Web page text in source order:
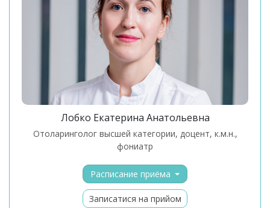
Лобко Екатерина Анатольевна
отоларинголог высшей категории, доцент, к.м.н.,
фониатр
Расписание приёма
Записатися на прийом